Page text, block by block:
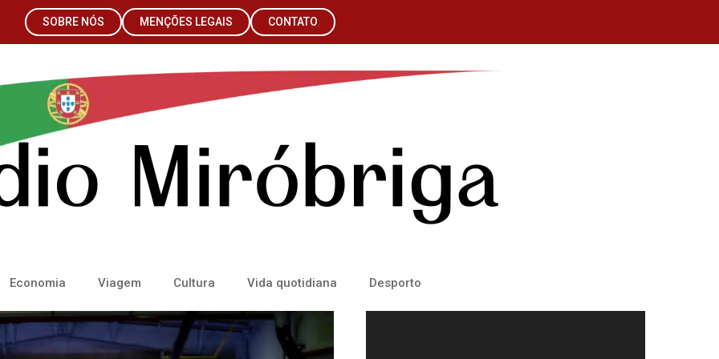
SOBRE NÓS MENÇÕES LEGAIS CONTATO
Economia Viagem Cultura Vida quotidiana Desporto